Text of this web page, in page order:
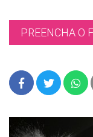
PREENCHA O
FACEBOOK
TWITTER